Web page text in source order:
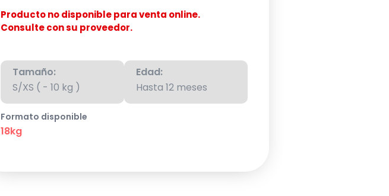
Producto no disponible para venta online.
Consulte con su proveedor.
Tamaño:
S/XS ( - 10 kg )
Edad:
Hasta 12 meses
Formato disponible
18kg